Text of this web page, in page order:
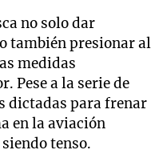
no solo dar
también presionar al
medidas
Pese a la serie de
dictadas para frenar
en la aviación
tenso.